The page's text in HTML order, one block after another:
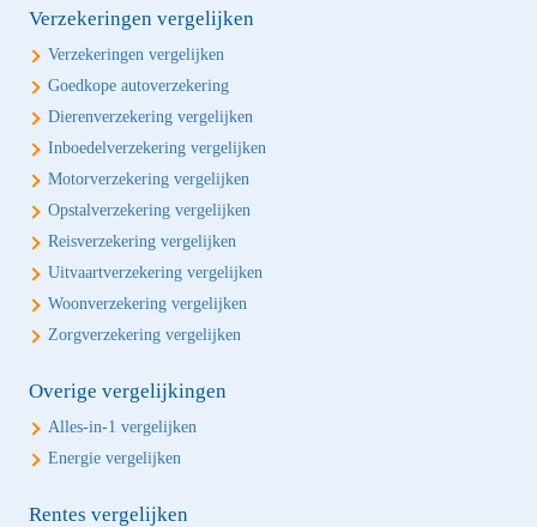
Verzekeringen vergelijken
Verzekeringen vergelijken
Goedkope autoverzekering
Dierenverzekering vergelijken
Inboedelverzekering vergelijken
Motorverzekering vergelijken
Opstalverzekering vergelijken
Reisverzekering vergelijken
Uitvaartverzekering vergelijken
Woonverzekering vergelijken
Zorgverzekering vergelijken
Overige vergelijkingen
Alles-in-1 vergelijken
Energie vergelijken
Rentes vergelijken